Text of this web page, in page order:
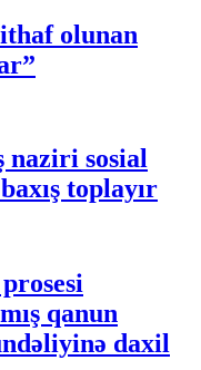
olunan
naziri sosial
toplayır
qanun
daxil